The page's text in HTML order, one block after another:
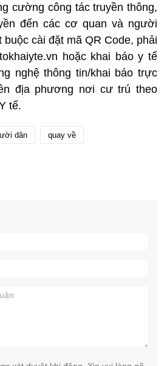
cường công tác truyền thông,
đến các cơ quan và người
buộc cài đặt mã QR Code, phải
hoặc khai báo y tế
nghệ thông tin/khai báo trực
địa phương nơi cư trú theo
tế.
dân quay về